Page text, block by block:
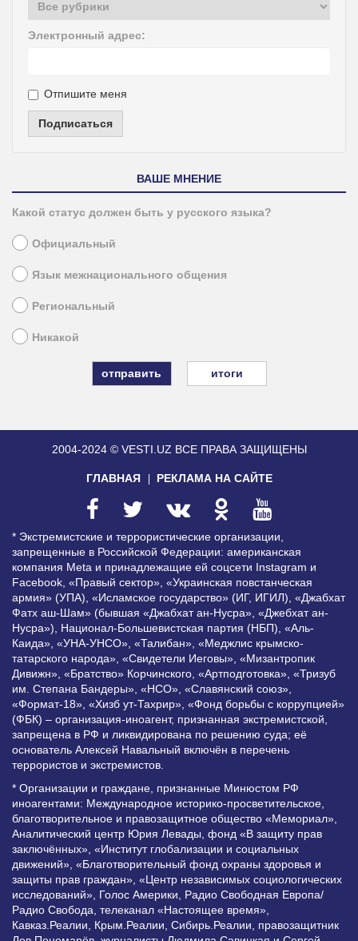
Электронный адрес:
Отпишите меня
Подписаться
ВАШЕ МНЕНИЕ
Какой статус должен быть у русского языка?
Официальный
Язык межнационального общения
Региональный
Никакой
итоги
2004-2024 © VESTI.UZ ВСЕ ПРАВА ЗАЩИЩЕНЫ
ГЛАВНАЯ РЕКЛАМА НА САЙТЕ
* Экстремистские и террористические организации,
запрещенные в Российской Федерации: американская
компания Meta и принадлежащие ей соцсети Instagram и
Facebook, «Правый сектор», «Украинская повстанческая
армия» (УПА), «Исламское государство» (ИГ, ИГИЛ), «Джабхат
Фатх аш-Шам» (бывшая «Джабхат ан-Нусра», «Джебхат ан-
Нусра»), Национал-Большевистская партия (НБП), «Аль-
Каида», «УНА-УНСО», «Талибан», «Меджлис крымско-
татарского народа», «Свидетели Иеговы», «Мизантропик
Дивижн», «Братство» Корчинского, «Артподготовка», «Тризуб
им. Степана Бандеры», «НСО», «Славянский союз»,
«Формат-18», «Хизб ут-Тахрир», «Фонд борьбы с коррупцией»
(ФБК) – организация-иноагент, признанная экстремистской,
запрещена в РФ и ликвидирована по решению суда; её
основатель Алексей Навальный включён в перечень
террористов и экстремистов.
* Организации и граждане, признанные Минюстом РФ
иноагентами: Международное историко-просветительское,
благотворительное и правозащитное общество «Мемориал»,
Аналитический центр Юрия Левады, фонд «В защиту прав
заключённых», «Институт глобализации и социальных
движений», «Благотворительный фонд охраны здоровья и
защиты прав граждан», «Центр независимых социологических
исследований», Голос Америки, Радио Свободная Европа/
Радио Свобода, телеканал «Настоящее время»,
Кавказ.Реалии, Крым.Реалии, Сибирь.Реалии, правозащитник